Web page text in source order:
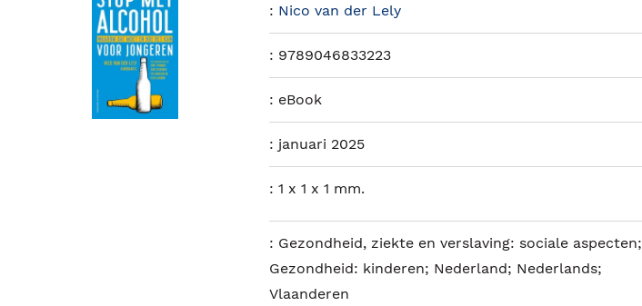
: Nico van der Lely
: 9789046833223
: eBook
: januari 2025
: 1 x 1 x 1 mm.
: Gezondheid, ziekte en verslaving: sociale aspecten;
Gezondheid: kinderen; Nederland; Nederlands;
Vlaanderen